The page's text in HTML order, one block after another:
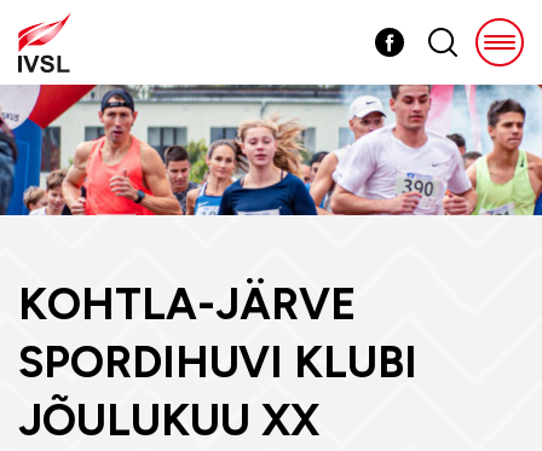
KOHTLA-JÄRVE
SPORDIHUVI KLUBI
JÕULUKUU XX